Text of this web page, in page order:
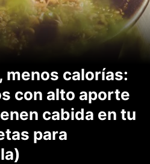
menos calorías:
con alto aporte
cabida en tu
para